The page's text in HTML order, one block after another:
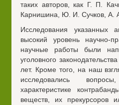
таких авторов, как Г. П.
Карнишина, Ю. И. Сучков, А.
Исследования
высокий уровень научно-
научные работы были
уголовного
лет. Кроме того, на наш
исследовались
характеристике
веществ, их прекурсоров